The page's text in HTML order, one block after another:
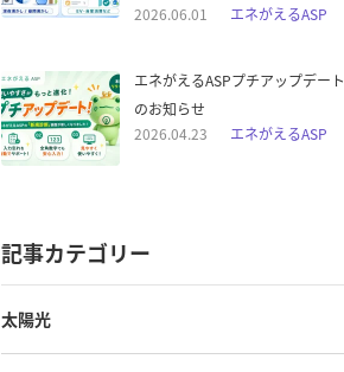
2026.06.01
エネがえるASP
エネがえるASPプチアップデート
のお知らせ
2026.04.23
エネがえるASP
記事カテゴリー
太陽光